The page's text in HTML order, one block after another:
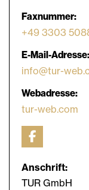
Faxnummer:
+49 3303
E-Mail-Adresse:
info@tur-
Webadresse:
tur-web.com
Anschrift:
TUR GmbH